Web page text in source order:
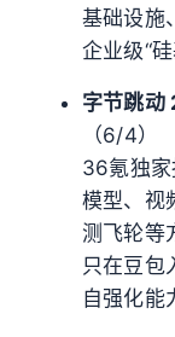
基础设施
企业级“硅
字节跳动
（6/4）
36氪独
模型、视
测飞轮等
只在豆包
自强化能